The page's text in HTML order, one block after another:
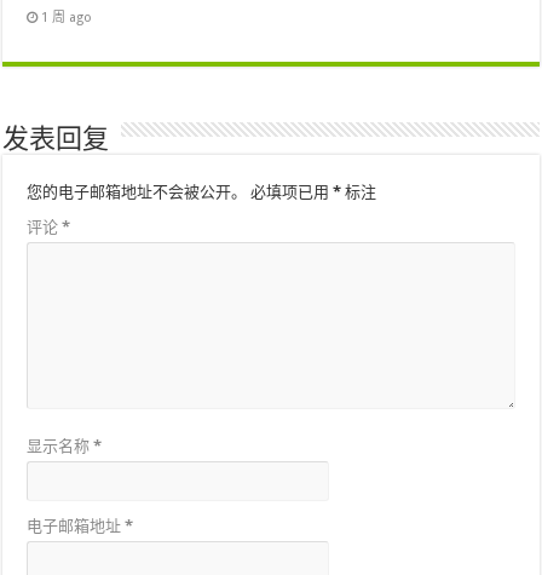
1 周 ago
发表回复
您的电子邮箱地址不会被公开。 必填项已用* 标注
评论*
显示名称*
电子邮箱地址*